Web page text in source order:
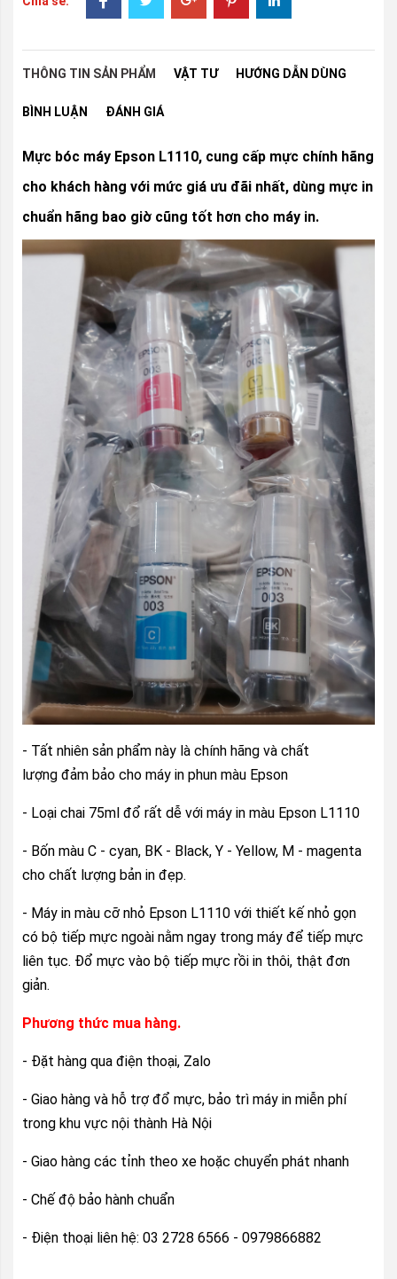
THÔNG TIN SẢN PHẨM VẬT TƯ HƯỚNG DẪN DÙNG
BÌNH LUẬN ĐÁNH GIÁ
Mực bóc máy Epson L1110, cung cấp mực chính hãng
cho khách hàng với mức giá ưu đãi nhất, dùng mực in
chuẩn hãng bao giờ cũng tốt hơn cho máy in.
- Tất nhiên sản phẩm này là chính hãng và chất
lượng đảm bảo cho máy in phun màu Epson
- Loại chai 75ml đổ rất dễ với máy in màu Epson L1110
- Bốn màu C - cyan, BK - Black, Y - Yellow, M - magenta
cho chất lượng bản in đẹp.
- Máy in màu cỡ nhỏ Epson L1110 với thiết kế nhỏ gọn
có bộ tiếp mực ngoài nằm ngay trong máy để tiếp mực
liên tục. Đổ mực vào bộ tiếp mực rồi in thôi, thật đơn
giản.
Phương thức mua hàng.
- Đặt hàng qua điện thoại, Zalo
- Giao hàng và hỗ trợ đổ mực, bảo trì máy in miễn phí
trong khu vực nội thành Hà Nội
- Giao hàng các tỉnh theo xe hoặc chuyển phát nhanh
- Chế độ bảo hành chuẩn
- Điện thoại liên hệ: 03 2728 6566 - 0979866882